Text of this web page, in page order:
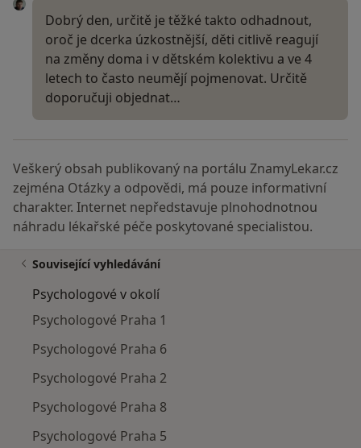
Dobrý den, určitě je těžké takto odhadnout,
oroč je dcerka úzkostnější, děti citlivě reagují
na změny doma i v dětském kolektivu a ve 4
letech to často neumějí pojmenovat. Určitě
doporučuji objednat…
Veškerý obsah publikovaný na portálu ZnamyLekar.cz
zejména Otázky a odpovědi, má pouze informativní
charakter. Internet nepředstavuje plnohodnotnou
náhradu lékařské péče poskytované specialistou.
Související vyhledávání
Psychologové v okolí
Psychologové Praha 1
Psychologové Praha 6
Psychologové Praha 2
Psychologové Praha 8
Psychologové Praha 5